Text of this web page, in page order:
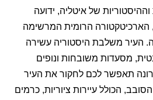
של איטליה, ידועה
הארכיטקטורה הרומית המרשימה
העיר משלבת היסטוריה עשירה
מסעדות משובחות ונופים
תאפשר לכם לחקור את העיר
הכולל עיירות ציוריות, כרמים